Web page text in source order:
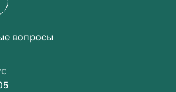
медицинском
вопросы